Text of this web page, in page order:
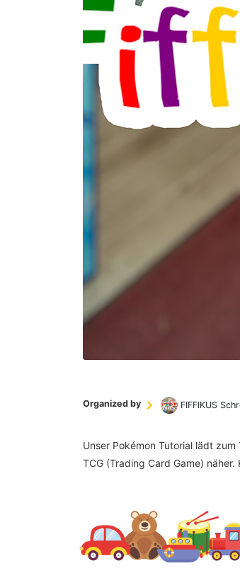
Organized by FIFFIKUS
Unser Pokémon Tutorial lädt
TCG (Trading Card Game)